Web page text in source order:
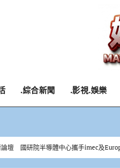
.綜合新聞 .影視.娛樂
壇 國研院半導體中心攜手imec及